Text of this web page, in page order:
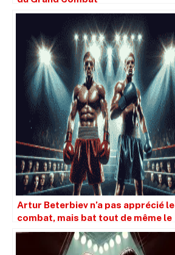
Artur Beterbiev n’a pas apprécié le
combat, mais bat tout de même le
brillant Dmitry Bivol.